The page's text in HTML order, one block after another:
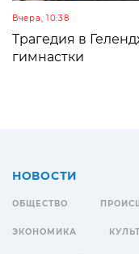
Вчера, 10:38
Трагедия в
гимнастки
НОВОСТИ
ОБЩЕСТВО
ЭКОНОМИКА